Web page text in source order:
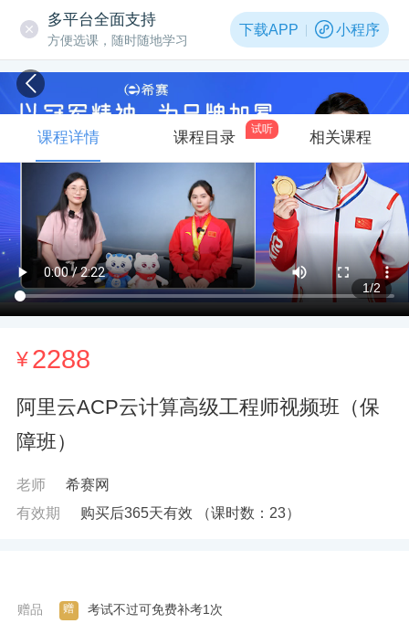
多平台全面支持
方便选课，随时随地学习
下载APP 小程序
1/2
¥2288
阿里云ACP云计算高级工程师视频班（保
障班）
老师
希赛网
有效期
购买后365天有效 （课时数： 23）
赠品 赠 考试不过可免费补考1次
课程详情 课程目录
试听
相关课程